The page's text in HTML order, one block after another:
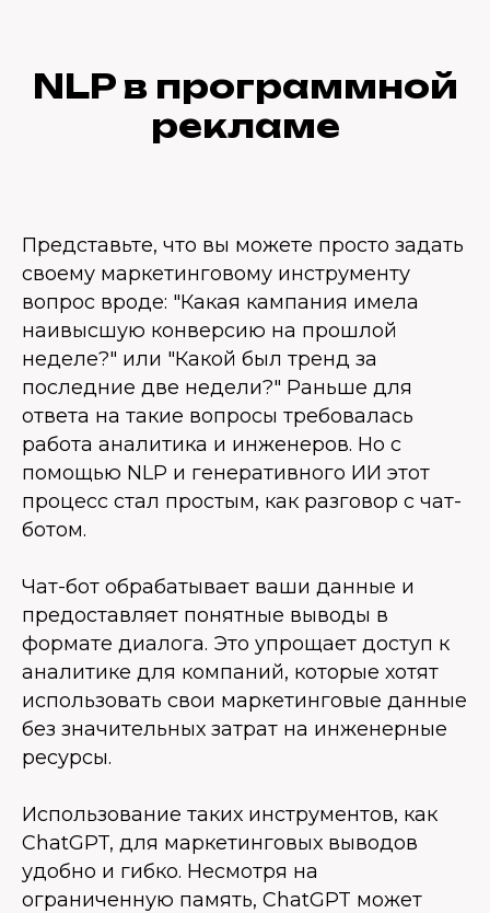
NLP в программной
рекламе
Представьте, что вы можете просто задать
своему маркетинговому инструменту
вопрос вроде: "Какая кампания имела
наивысшую конверсию на прошлой
неделе?" или "Какой был тренд за
последние две недели?" Раньше для
ответа на такие вопросы требовалась
работа аналитика и инженеров. Но с
помощью NLP и генеративного ИИ этот
процесс стал простым, как разговор с чат-
ботом.
Чат-бот обрабатывает ваши данные и
предоставляет понятные выводы в
формате диалога. Это упрощает доступ к
аналитике для компаний, которые хотят
использовать свои маркетинговые данные
без значительных затрат на инженерные
ресурсы.
Использование таких инструментов, как
ChatGPT, для маркетинговых выводов
удобно и гибко. Несмотря на
ограниченную память, ChatGPT может